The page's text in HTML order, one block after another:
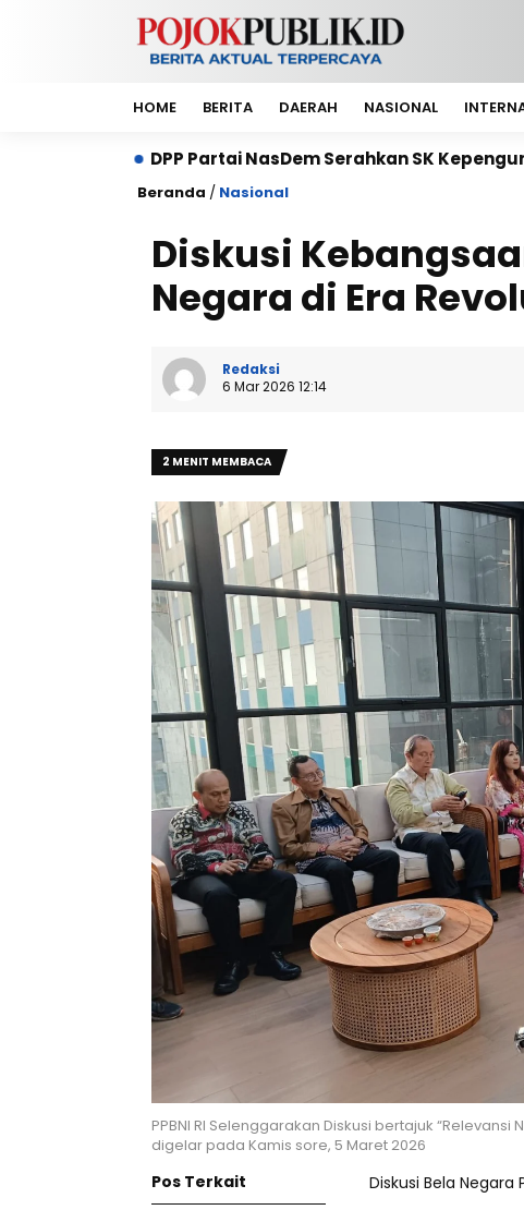
HOME BERITA DAERAH NASIONAL
Partai NasDem Serahkan SK Kepengurusan DPP Petani
Beranda / Nasional
Diskusi
Negara di Era
Redaksi
6 Mar 2026 12:14
2 MENIT MEMBACA
PPBNI RI Selenggarakan Diskusi bertajuk
digelar pada Kamis sore, 5 Maret 2026
Diskusi Bela Negara
Pos Terkait